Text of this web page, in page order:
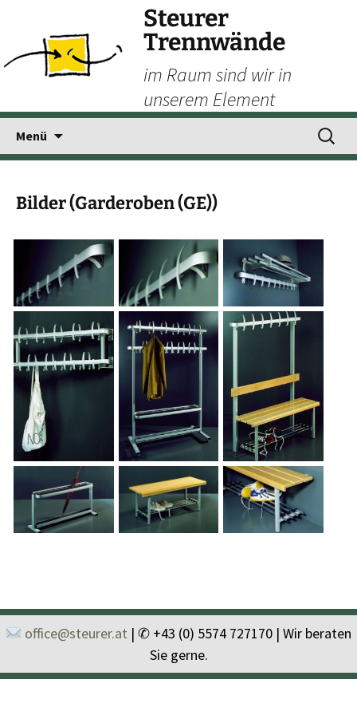
Steurer
Trennwände
im Raum sind wir in
unserem Element
Menü
springen
Suchen
nach:
Bilder (Garderoben (GE))
office@steurer.at | ✆ +43 (0) 5574 727170 | Wir beraten
Sie gerne.